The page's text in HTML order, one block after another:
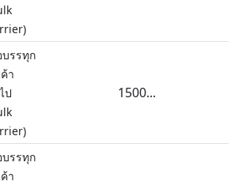
บรรทุก
า
ป
1500...
บรรทุก
า